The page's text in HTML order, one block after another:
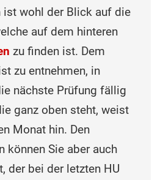
ist wohl der Blick auf die
auf dem hinteren
zu finden ist. Dem
zu entnehmen, in
nächste Prüfung fällig
ganz oben steht, weist
Monat hin. Den
können Sie aber auch
der bei der letzten HU